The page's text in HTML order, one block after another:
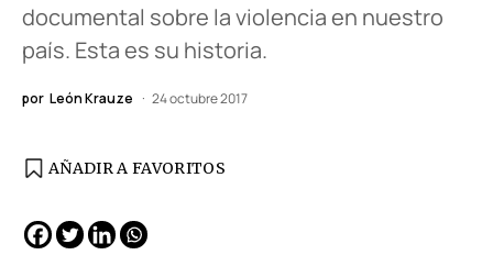
documental sobre la violencia en nuestro
país. Esta es su historia.
por León Krauze 24 octubre 2017
AÑADIR A FAVORITOS